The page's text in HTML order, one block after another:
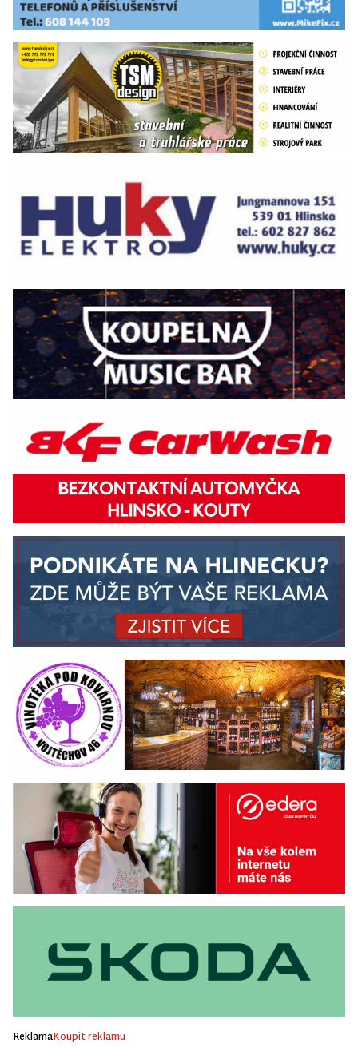
ReklamaKoupit reklamu